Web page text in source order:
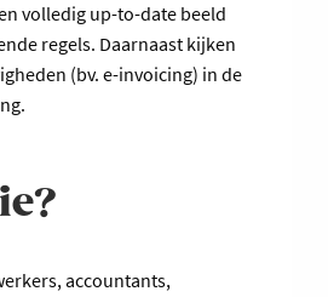
volledig up-to-date beeld
regels. Daarnaast kijken
(bv. e-invoicing) in de
accountants,